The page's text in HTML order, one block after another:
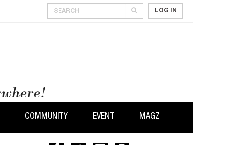
LOG IN
COMMUNITY EVENT MAGZ